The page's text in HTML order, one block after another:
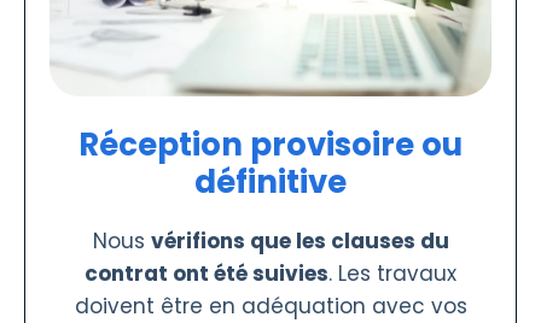
Réception provisoire ou
définitive
Nous vérifions que les clauses du
contrat ont été suivies. Les travaux
doivent être en adéquation avec vos